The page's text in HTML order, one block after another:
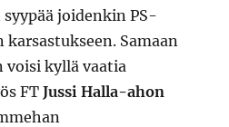
joidenkin PS-
Samaan
voisi kyllä vaatia
FTJussi Halla-ahon